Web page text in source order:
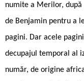
numite a Merilor,
de Benjamin pentru a
pagini. Dar acele
decupajul temporal al
număr, de origine